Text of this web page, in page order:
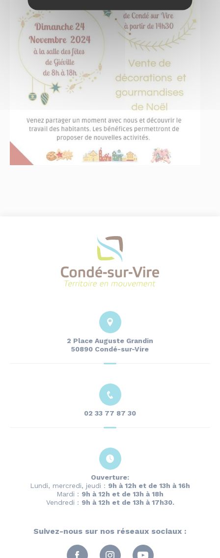
2 Place Auguste Grandin
50890 Condé-sur-Vire
02 33 77 87 30
Ouverture:
Lundi, mercredi, jeudi : 9h à 12h et de 13h à 16h
Mardi : 9h à 12h et de 13h à 18h
Vendredi : 9h à 12h et de 13h à 17h30.
Suivez-nous sur nos réseaux sociaux :